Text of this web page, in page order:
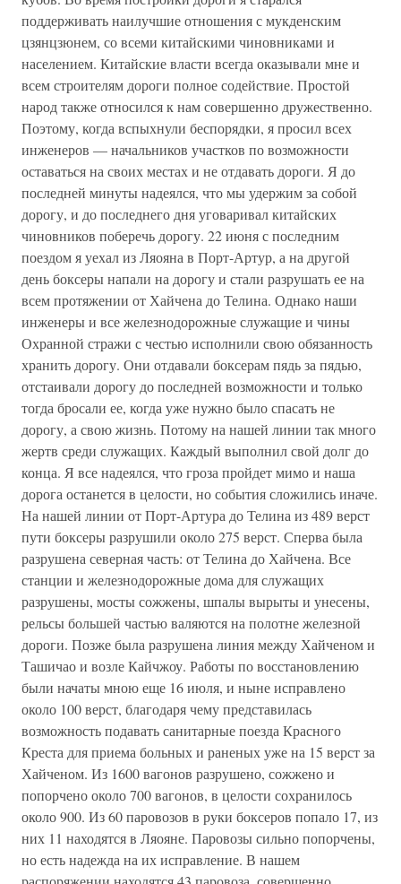
поддерживать наилучшие отношения с мукденским
цзянцзюнем, со всеми китайскими чиновниками и
населением. Китайские власти всегда оказывали мне и
всем строителям дороги полное содействие. Простой
народ также относился к нам совершенно дружественно.
Поэтому, когда вспыхнули беспорядки, я просил всех
инженеров — начальников участков по возможности
оставаться на своих местах и не отдавать дороги. Я до
последней минуты надеялся, что мы удержим за собой
дорогу, и до последнего дня уговаривал китайских
чиновников поберечь дорогу. 22 июня с последним
поездом я уехал из Ляояна в Порт-Артур, а на другой
день боксеры напали на дорогу и стали разрушать ее на
всем протяжении от Хайчена до Телина. Однако наши
инженеры и все железнодорожные служащие и чины
Охранной стражи с честью исполнили свою обязанность
хранить дорогу. Они отдавали боксерам пядь за пядью,
отстаивали дорогу до последней возможности и только
тогда бросали ее, когда уже нужно было спасать не
дорогу, а свою жизнь. Потому на нашей линии так много
жертв среди служащих. Каждый выполнил свой долг до
конца. Я все надеялся, что гроза пройдет мимо и наша
дорога останется в целости, но события сложились иначе.
На нашей линии от Порт-Артура до Телина из 489 верст
пути боксеры разрушили около 275 верст. Сперва была
разрушена северная часть: от Телина до Хайчена. Все
станции и железнодорожные дома для служащих
разрушены, мосты сожжены, шпалы вырыты и унесены,
рельсы большей частью валяются на полотне железной
дороги. Позже была разрушена линия между Хайченом и
Ташичао и возле Кайчжоу. Работы по восстановлению
были начаты мною еще 16 июля, и ныне исправлено
около 100 верст, благодаря чему представилась
возможность подавать санитарные поезда Красного
Креста для приема больных и раненых уже на 15 верст за
Хайченом. Из 1600 вагонов разрушено, сожжено и
попорчено около 700 вагонов, в целости сохранилось
около 900. Из 60 паровозов в руки боксеров попало 17, из
них 11 находятся в Ляояне. Паровозы сильно попорчены,
но есть надежда на их исправление. В нашем